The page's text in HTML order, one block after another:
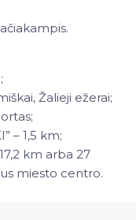
Žalieji ežerai;
– 1,5 km;
km arba 27
miesto centro.